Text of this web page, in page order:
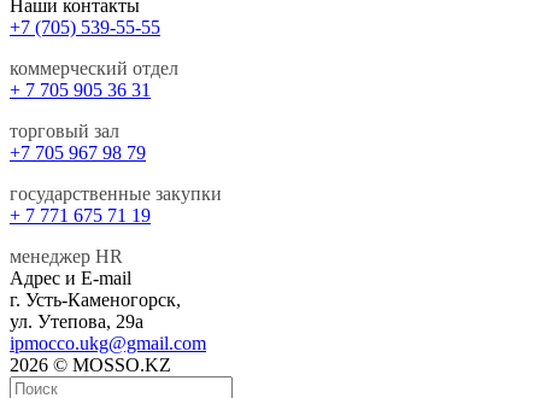
Наши контакты
+7 (705) 539-55-55
коммерческий отдел
+ 7 705 905 36 31
торговый зал
+7 705 967 98 79
государственные закупки
+ 7 771 675 71 19
менеджер HR
Адрес и E-mail
г. Усть-Каменогорск,
ул. Утепова, 29а
ipmocco.ukg@gmail.com
2026 © MOSSO.KZ